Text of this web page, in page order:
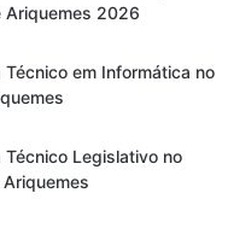
Ariquemes 2026
em Informática no
Legislativo no